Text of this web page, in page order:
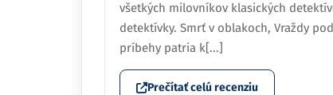
všetkých milovníkov klasických
detektívky. Smrť v oblakoch, Vraždy
príbehy patria k[...]
Prečítať celú recenziu